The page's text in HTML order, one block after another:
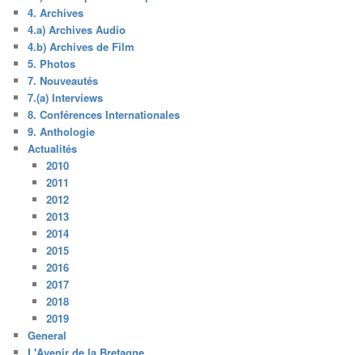
4. Archives
4.a) Archives Audio
4.b) Archives de Film
5. Photos
7. Nouveautés
7.(a) Interviews
8. Conférences Internationales
9. Anthologie
Actualités
2010
2011
2012
2013
2014
2015
2016
2017
2018
2019
General